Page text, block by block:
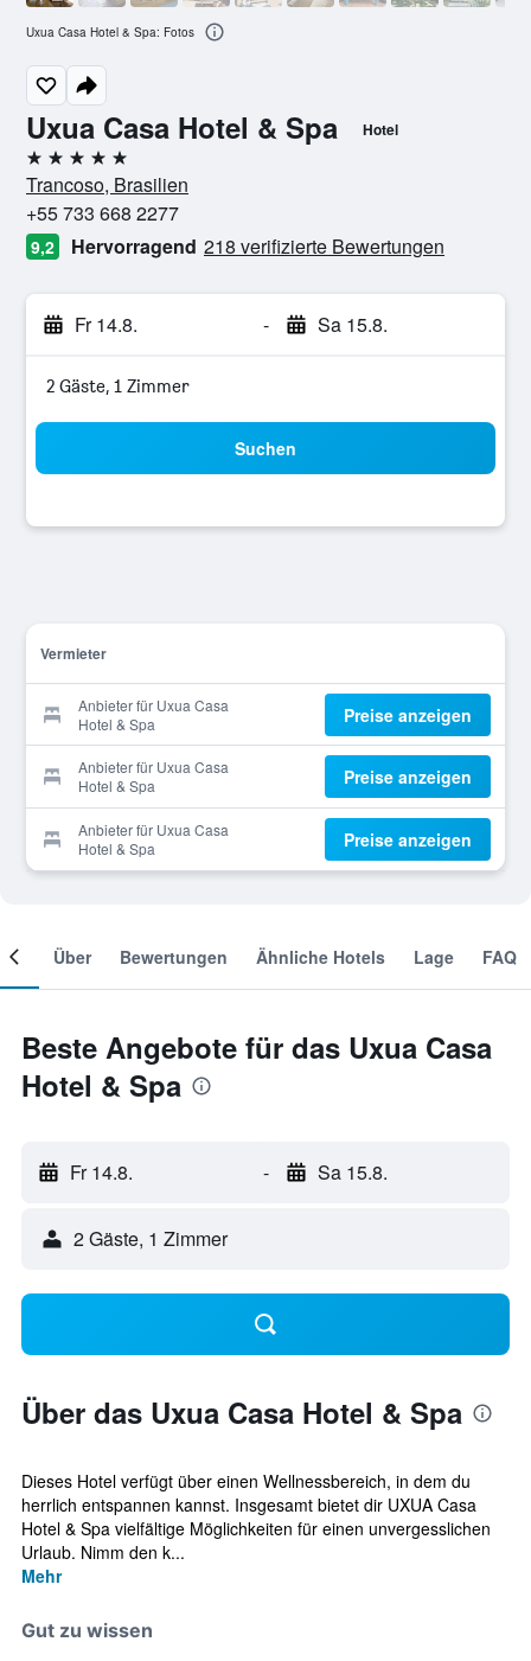
Uxua Casa Hotel & Spa Hotel
5 Sterne
Trancoso, Brasilien
+55 733 668 2277
9,2 Hervorragend 218 verifizierte Bewertungen
Fr 14.8. - Sa 15.8.
2 Gäste, 1 Zimmer
Suchen
Vermieter
Anbieter für Uxua Casa
Hotel & Spa
Preise anzeigen
Anbieter für Uxua Casa
Hotel & Spa
Preise anzeigen
Anbieter für Uxua Casa
Hotel & Spa
Preise anzeigen
Uxua Casa Hotel & Spa: Fotos
Über Bewertungen Ähnliche Hotels Lage FAQ
Beste Angebote für das Uxua Casa
Hotel & Spa
Fr 14.8. - Sa 15.8.
2 Gäste, 1 Zimmer
Über das Uxua Casa Hotel & Spa
Dieses Hotel verfügt über einen Wellnessbereich, in dem du
herrlich entspannen kannst. Insgesamt bietet dir UXUA Casa
Hotel & Spa vielfältige Möglichkeiten für einen unvergesslichen
Urlaub. Nimm den k...
Mehr
Gut zu wissen